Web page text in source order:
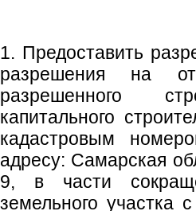
1. Предоставить
разрешения на
разрешенного
капитального
кадастровым
адресу: Самарская
9, в части
земельного